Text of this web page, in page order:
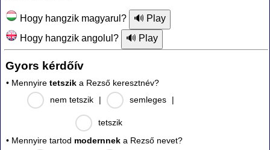
Hogy hangzik magyarul?
Hogy hangzik angolul?
Gyors kérdőív
• Mennyire tetszik a Rezső keresztnév?
nem tetszik
| semleges |
tetszik
• Mennyire tartod modernnek a Rezső nevet?